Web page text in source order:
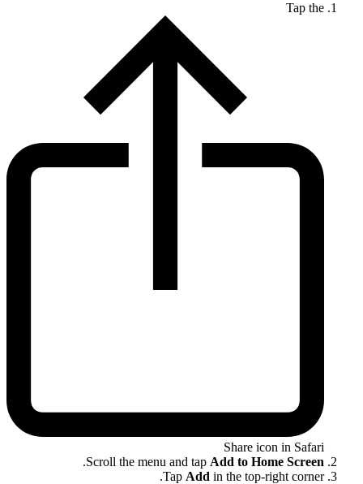
Tap the
Share icon in Safari
Scroll the menu and tapAdd to Home Screen
.
TapAdd in the top-right corner.